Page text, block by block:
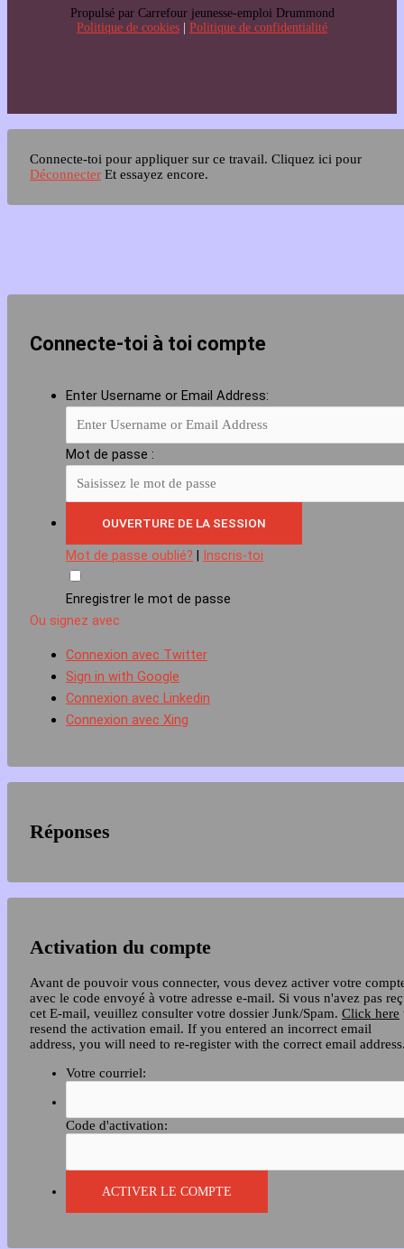
Propulsé par Carrefour jeunesse-emploi Drummond
Politique de cookies
Politique de confidentialité
Connecte-toi pour appliquer sur ce travail. Cliquez ici pour
Déconnecter Et essayez encore.
Connecte-toi à toi compte
Enter Username or Email Address:
Mot de passe :
Mot de passe oublié? | Inscris-toi
Enregistrer le mot de passe
Ou signez avec
Connexion avec Twitter
Sign in with Google
Connexion avec Linkedin
Connexion avec Xing
Réponses
Activation du compte
Avant de pouvoir vous connecter, vous devez activer votre
avec le code envoyé à votre adresse e-mail. Si vous n'avez pas
cet E-mail, veuillez consulter votre dossier Junk/Spam. Click here
resend the activation email. If you entered an incorrect email
address, you will need to re-register with the correct email
Votre courriel:
Code d'activation: